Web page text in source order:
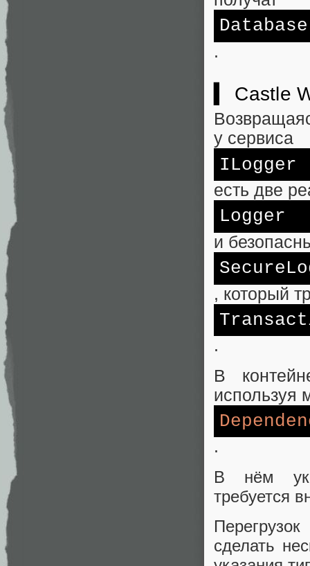
.
▍ Castle
у сервиса
ILogger
есть две
Logger
и
, который
.
В
используя
.
В нём
требуется
сделать